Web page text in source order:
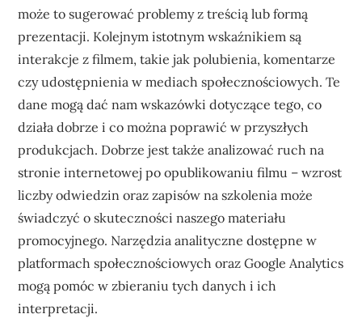
może to sugerować problemy z treścią lub formą
prezentacji. Kolejnym istotnym wskaźnikiem są
interakcje z filmem, takie jak polubienia, komentarze
czy udostępnienia w mediach społecznościowych. Te
dane mogą dać nam wskazówki dotyczące tego, co
działa dobrze i co można poprawić w przyszłych
produkcjach. Dobrze jest także analizować ruch na
stronie internetowej po opublikowaniu filmu – wzrost
liczby odwiedzin oraz zapisów na szkolenia może
świadczyć o skuteczności naszego materiału
promocyjnego. Narzędzia analityczne dostępne w
platformach społecznościowych oraz Google Analytics
mogą pomóc w zbieraniu tych danych i ich
interpretacji.